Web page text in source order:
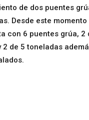
de dos puentes
Desde este
con 6 puentes grúa, 2
2 de 5 toneladas